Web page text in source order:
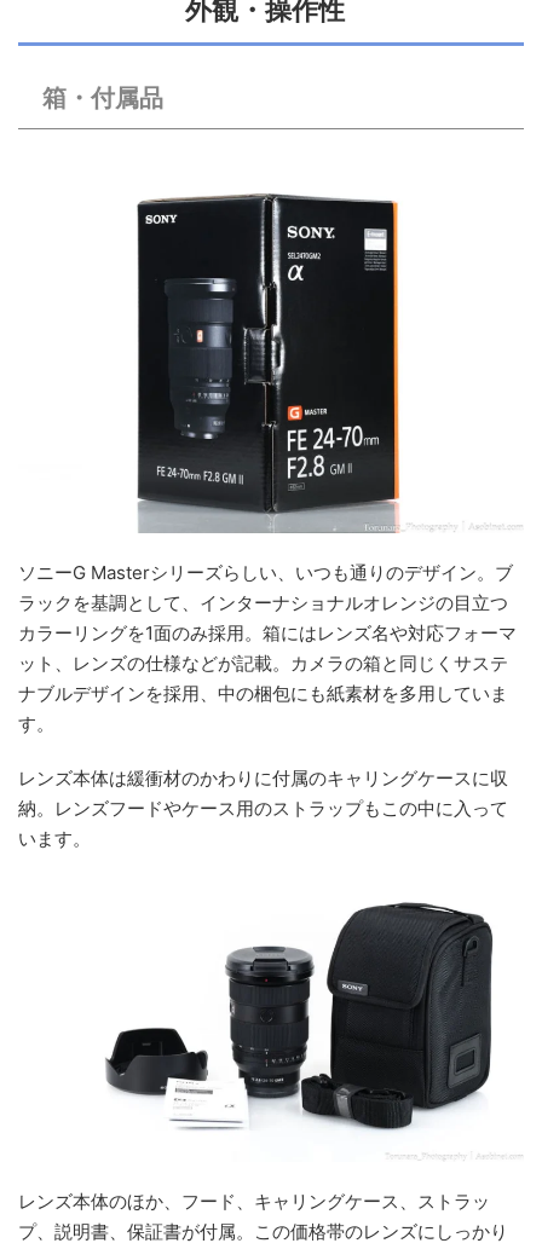
外観・操作性
箱・付属品
ソニーG Masterシリーズらしい、いつも通りのデザイン。ブ
ラックを基調として、インターナショナルオレンジの目立つ
カラーリングを1面のみ採用。箱にはレンズ名や対応フォーマ
ット、レンズの仕様などが記載。カメラの箱と同じくサステ
ナブルデザインを採用、中の梱包にも紙素材を多用していま
す。
レンズ本体は緩衝材のかわりに付属のキャリングケースに収
納。レンズフードやケース用のストラップもこの中に入って
います。
レンズ本体のほか、フード、キャリングケース、ストラッ
プ、説明書、保証書が付属。この価格帯のレンズにしっかり